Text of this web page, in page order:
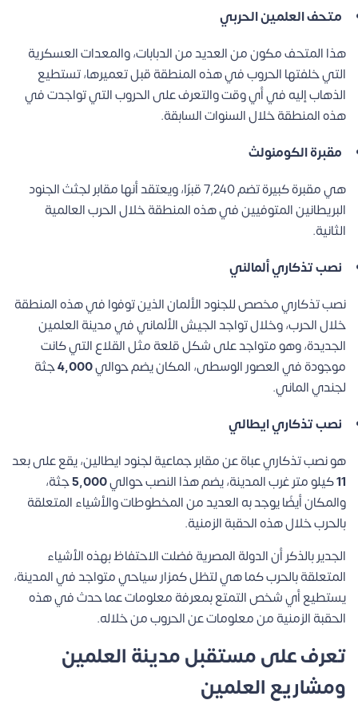
متحف العلمين الحربي
هذا المتحف مكون من العديد من الدبابات، والمعدات العسكرية
التي خلفتها الحروب في هذه المنطقة قبل تعميرها، تستطيع
الذهاب إليه في أي وقت والتعرف على الحروب التي تواجدت في
هذه المنطقة خلال السنوات السابقة.
مقبرة الكومنولث
هي مقبرة كبيرة تضم 7,240 قبرًا، ويعتقد أنها مقابر لجثث الجنود
البريطانين المتوفيين في هذه المنطقة خلال الحرب العالمية
الثانية.
نصب تذكاري ألمالني
نصب تذكاري مخصص للجنود الألمان الذين توفوا في هذه المنطقة
خلال الحرب، وخلال تواجد الجيش الألماني في مدينة العلمين
الجديدة، وهو متواجد على شكل قلعة مثل القلاع التي كانت
موجودة في العصور الوسطى، المكان يضم حوالي
جثة
لجندي الماني.
نصب تذكاري ايطالي
هو نصب تذكاري عباة عن مقابر جماعية لجنود ايطالين، يقع على بعد
11كيلو متر غرب المدينة، يضم هذا النصب حوالي5,000جثة،
والمكان أيضًا يوجد به العديد من المخطوطات والأشياء المتعلقة
بالحرب خلال هذه الحقبة الزمنية.
الجدير بالذكر أن الدولة المصرية فضلت الاحتفاظ بهذه الأشياء
المتعلقة بالحرب كما هي لتظل كمزار سياحي متواجد في المدينة،
يستطيع أي شخص التمتع بمعرفة معلومات عما حدث في هذه
الحقبة الزمنية من معلومات عن الحروب من خلاله.
تعرف على مستقبل مدينة العلمين
ومشاريع العلمين